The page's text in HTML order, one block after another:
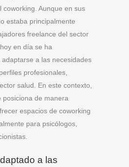
coworking. Aunque en sus
estaba principalmente
freelance del sector
en día se ha
a las necesidades
profesionales,
salud. En este contexto,
posiciona de manera
espacios de coworking
para psicólogos,
a las